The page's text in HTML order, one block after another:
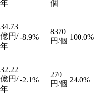
年
個
34.73
億円/
年
-8.9%
8370
円/個 100.0%
32.22
億円/
年
-2.1%
270
円/個 24.0%